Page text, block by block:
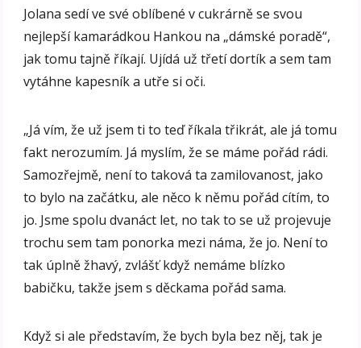
Jolana sedí ve své oblíbené v cukrárně se svou
nejlepší kamarádkou Hankou na „dámské poradě“,
jak tomu tajně říkají. Ujídá už třetí dortík a sem tam
vytáhne kapesník a utře si oči.
„Já vím, že už jsem ti to teď říkala třikrát, ale já tomu
fakt nerozumím. Já myslím, že se máme pořád rádi.
Samozřejmě, není to taková ta zamilovanost, jako
to bylo na začátku, ale něco k němu pořád cítím, to
jo. Jsme spolu dvanáct let, no tak to se už projevuje
trochu sem tam ponorka mezi náma, že jo. Není to
tak úplně žhavý, zvlášť když nemáme blízko
babičku, takže jsem s děckama pořád sama.
Když si ale představím, že bych byla bez něj, tak je